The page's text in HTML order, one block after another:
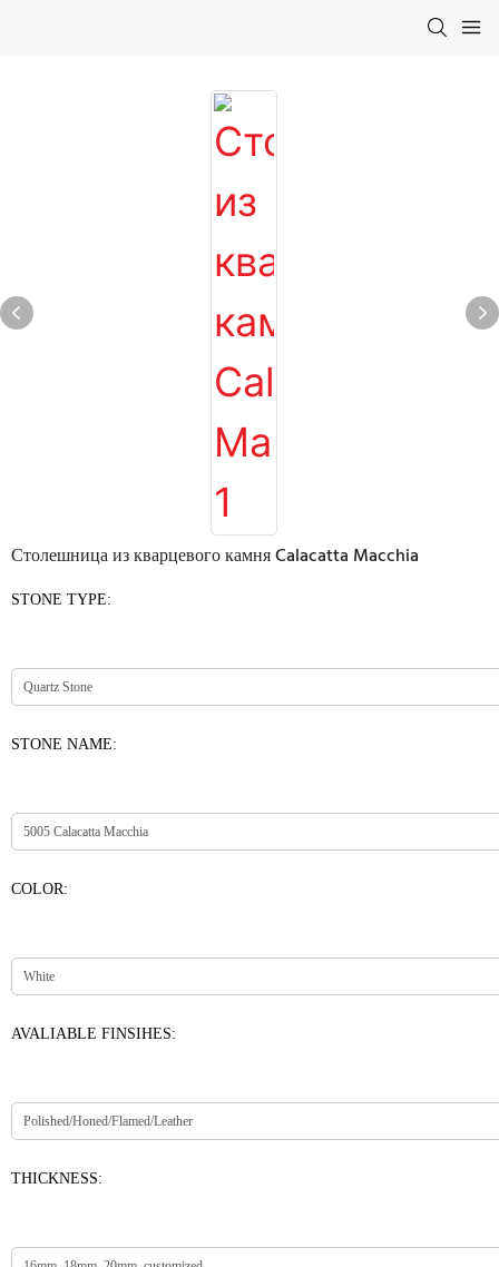
Столешница из кварцевого камня Calacatta Macchia
STONE TYPE:
STONE NAME:
COLOR:
AVALIABLE FINSIHES:
THICKNESS: